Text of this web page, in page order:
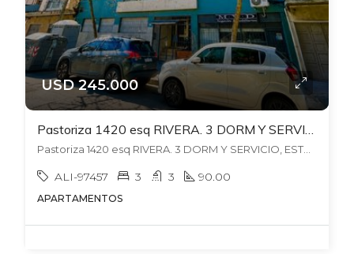
USD 245.000
ALI-97457 3 3 90.00
APARTAMENTOS